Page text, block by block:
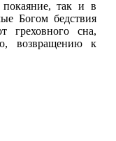
так и в
Богом бедствия
греховного сна,
возвращению к